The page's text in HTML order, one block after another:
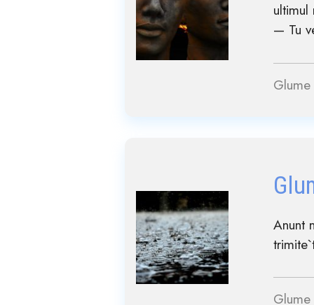
— Tu
Anunt